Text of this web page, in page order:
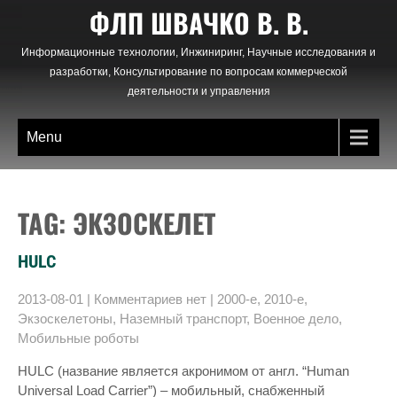
content
ФЛП ШВАЧКО В. В.
Информационные технологии, Инжиниринг, Научные исследования и
разработки, Консультирование по вопросам коммерческой
деятельности и управления
Menu
TAG: ЭКЗОСКЕЛЕТ
HULC
2013-08-01 | Комментариев нет | 2000-е, 2010-е,
Экзоскелетоны, Наземный транспорт, Военное дело,
Мобильные роботы
HULC (название является акронимом от англ. “Human
Universal Load Carrier”) – мобильный, снабженный